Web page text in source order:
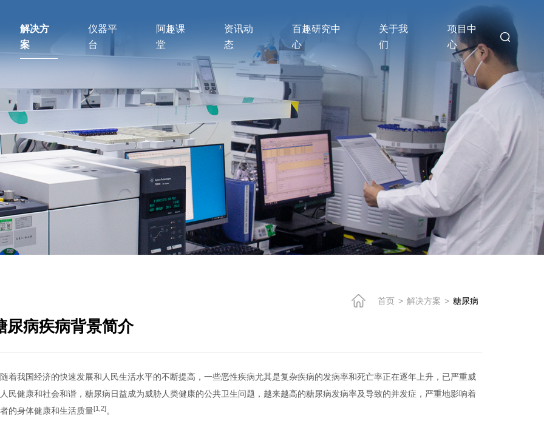
解决方
案
仪器平
台
阿趣课
堂
资讯动
态
百趣研究中
心
关于我
们
项目中
心
首页 > 解决方案 > 糖尿病
尿病疾病背景简介
着我国经济的快速发展和人民生活水平的不断提高，一些恶性疾病尤其是复杂疾病的发病率和死亡率正在逐年上升，已严重威
民健康和社会和谐，糖尿病日益成为威胁人类健康的公共卫生问题，越来越高的糖尿病发病率及导致的并发症，严重地影响着
的身体健康和生活质量[1,2]。